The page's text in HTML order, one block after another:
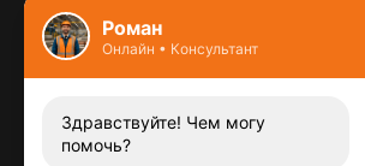
Контакты
Заказать звонок
Роман
Онлайн • Консультант
Здравствуйте! Чем могу
помочь?